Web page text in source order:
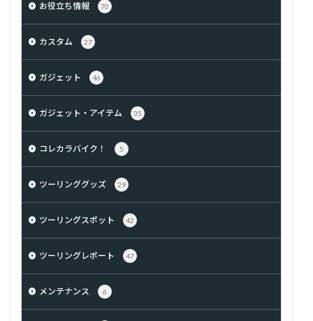
お役立ち情報 70
カスタム 27
ガジェット 46
ガジェット・アイテム 35
コレカラバイク！ 5
ツーリンググッズ 29
ツーリングスポット 42
ツーリングレポート 47
メンテナンス 6